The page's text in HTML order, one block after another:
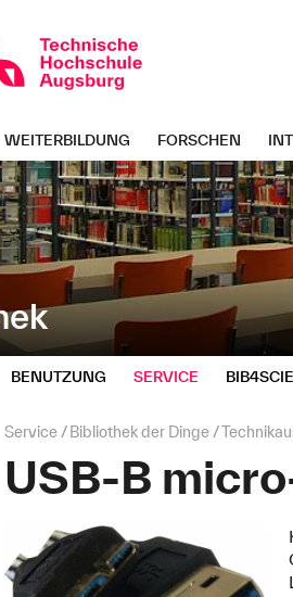
WEITERBILDUNG FORSCHEN
BENUTZUNG SERVICE
Seitenpfad:
Service Bibliothek der Dinge
USB-B